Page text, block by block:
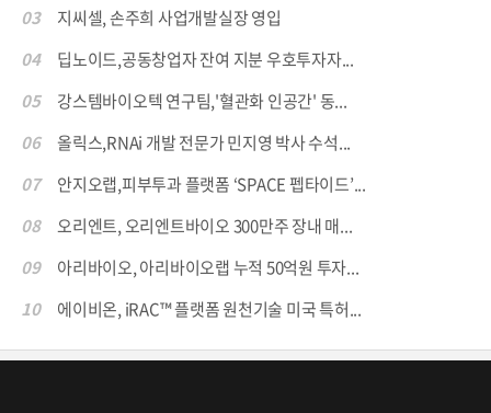
03
지씨셀, 손주희 사업개발실장 영입
04
딥노이드,공동창업자 잔여 지분 우호투자자...
05
강스템바이오텍 연구팀,'혈관화 인공간' 동...
06
올릭스,RNAi 개발 전문가 민지영 박사 수석...
07
안지오랩,피부투과 플랫폼 ‘SPACE 펩타이드’...
08
오리엔트, 오리엔트바이오 300만주 장내 매...
09
아리바이오, 아리바이오랩 누적 50억원 투자...
10
에이비온, iRAC™ 플랫폼 원천기술 미국 특허...